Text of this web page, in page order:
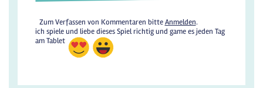
Zum Verfassen von Kommentaren bitteAnmelden.
ich spiele und liebe dieses Spiel richtig und game es jeden Tag
am Tablet